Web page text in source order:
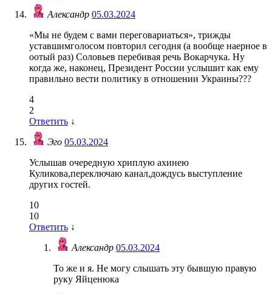
Александр 05.03.2024
«Мы не будем с вами переговариаться», трижды
уставшимголосом повторил сегодня (а вообще наерное в
оотый раз) Соловьев перебивая речь Вокарчука. Ну
когда же, наконец, Президент России услышит как ему
правильно вести политику в отношении Украины???
4
2
Ответить ↓
Эго 05.03.2024
Услышав очередную хриплую ахинею
Куликова,переключаю канал,дождусь выступление
других гостей.
10
10
Ответить ↓
Александр 05.03.2024
То же и я. Не могу слышать эту бывшую правую
руку Яйценюка